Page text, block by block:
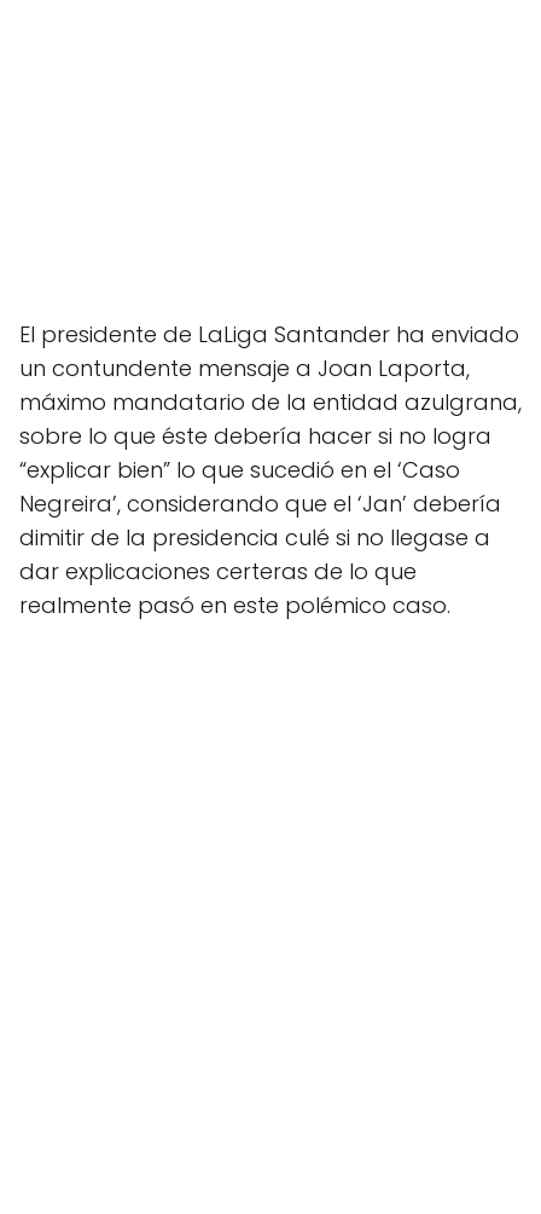
El presidente de LaLiga Santander ha enviado
un contundente mensaje a Joan Laporta,
máximo mandatario de la entidad azulgrana,
sobre lo que éste debería hacer si no logra
“explicar bien” lo que sucedió en el ‘Caso
Negreira’, considerando que el ‘Jan’ debería
dimitir de la presidencia culé si no llegase a
dar explicaciones certeras de lo que
realmente pasó en este polémico caso.